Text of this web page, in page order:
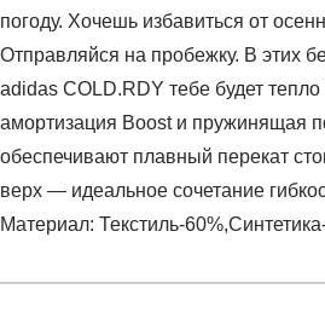
погоду. Хочешь избавиться от
Отправляйся на пробежку. В этих
adidas COLD.RDY тебе будет
амортизация Boost и пружинящая
обеспечивают плавный перекат
верх — идеальное сочетание
Материал: Текстиль-
Артикул:S42543
Условия оплаты